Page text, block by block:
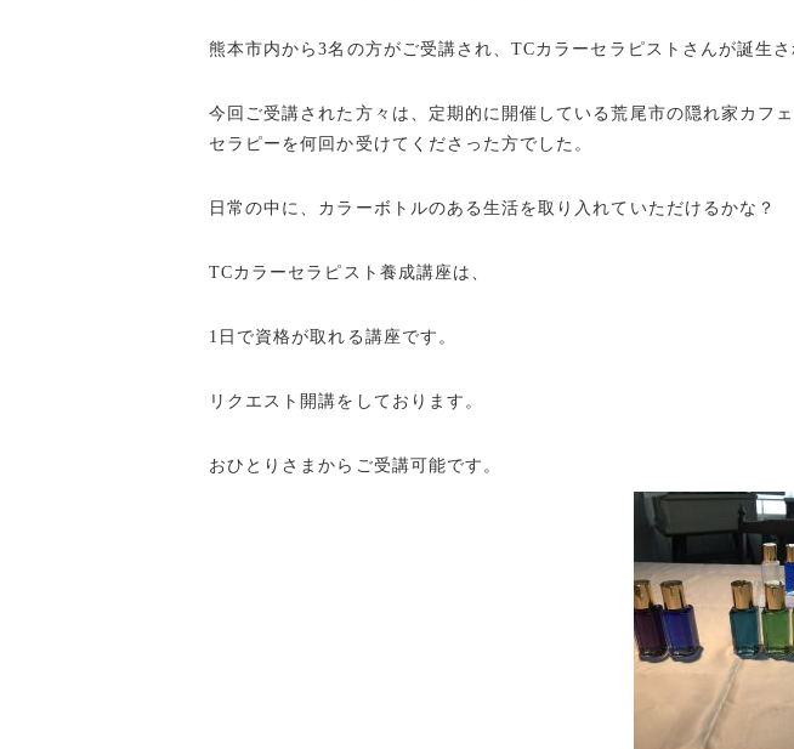
熊本市内から3名の方がご受講され、TCカラーセラピストさんが誕生さ
今回ご受講された方々は、定期的に開催している荒尾市の隠れ家カフ
セラピーを何回か受けてくださった方でした。
日常の中に、カラーボトルのある生活を取り入れていただけるかな？
TCカラーセラピスト養成講座は、
1日で資格が取れる講座です。
リクエスト開講をしております。
おひとりさまからご受講可能です。